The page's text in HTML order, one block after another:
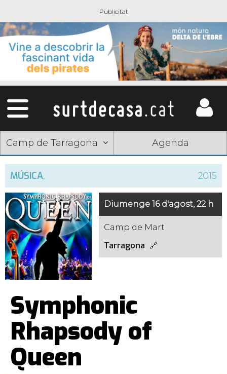
Camp de Tarragona Agenda
MÚSICA, 2015
Diumenge 16 d'agost, 22 h
Camp de Mart
Tarragona
Symphonic
Rhapsody of
Queen